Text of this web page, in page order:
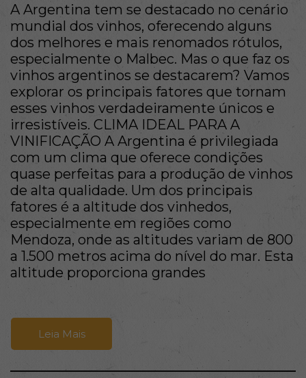
A Argentina tem se destacado no cenário
mundial dos vinhos, oferecendo alguns
dos melhores e mais renomados rótulos,
especialmente o Malbec. Mas o que faz os
vinhos argentinos se destacarem? Vamos
explorar os principais fatores que tornam
esses vinhos verdadeiramente únicos e
irresistíveis. CLIMA IDEAL PARA A
VINIFICAÇÃO A Argentina é privilegiada
com um clima que oferece condições
quase perfeitas para a produção de vinhos
de alta qualidade. Um dos principais
fatores é a altitude dos vinhedos,
especialmente em regiões como
Mendoza, onde as altitudes variam de 800
a 1.500 metros acima do nível do mar. Esta
altitude proporciona grandes
Leia Mais